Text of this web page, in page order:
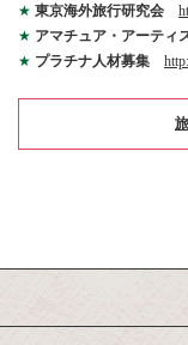
★ 東京海外旅行研究会
★ アマチュア・アーティ
★ プラチナ人材募集